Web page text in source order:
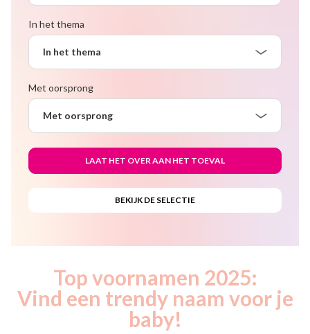
In het thema
In het thema
Met oorsprong
Met oorsprong
Top voornamen 2025:
Vind een trendy naam voor je
baby!